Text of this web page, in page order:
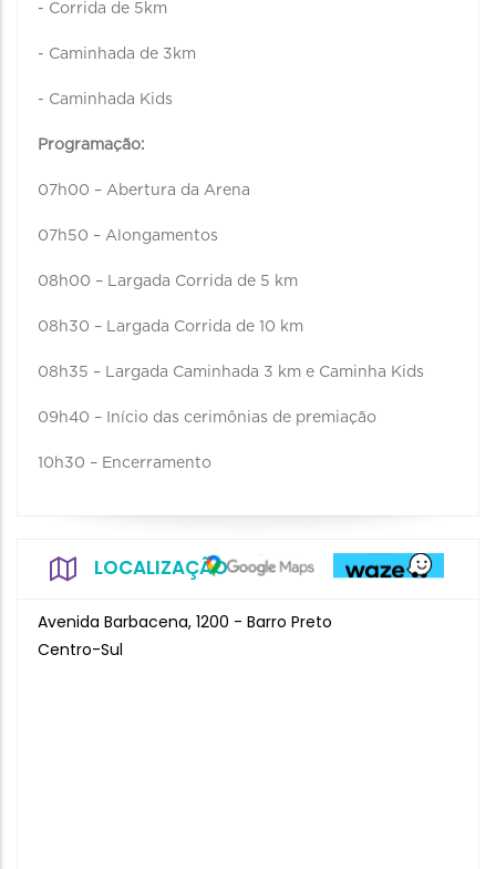
- Corrida de 5km ⠀⠀⠀⠀⠀⠀⠀⠀⠀⠀⠀⠀⠀⠀⠀⠀⠀⠀⠀⠀⠀⠀⠀
- Caminhada de 3km
- Caminhada Kids ⠀⠀⠀⠀⠀⠀⠀⠀
Programação:
07h00 – Abertura da Arena
07h50 – Alongamentos
08h00 – Largada Corrida de 5 km
08h30 – Largada Corrida de 10 km
08h35 – Largada Caminhada 3 km e Caminha Kids
09h40 – Início das cerimônias de premiação
10h30 – Encerramento
LOCALIZAÇÃO
Avenida Barbacena, 1200 - Barro Preto
Centro-Sul